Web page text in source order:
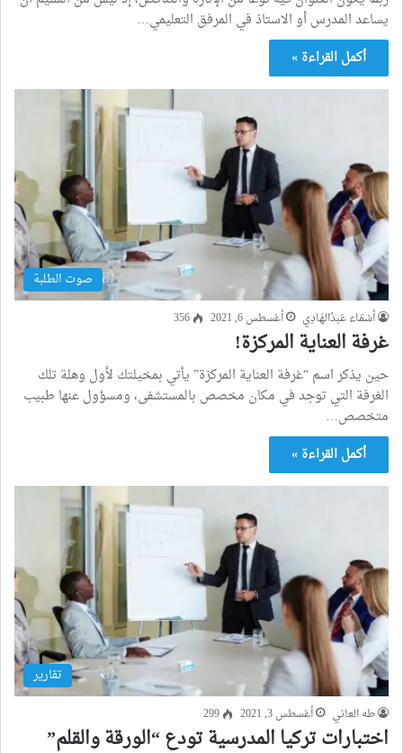
يساعد المدرس أو الاستاذ في المرفق التعليمي…
أكمل القراءة »
صوت الطلبة
أسْمَاء عَبدُالهَادِي أغسطس 6, 2021 356
غرفة العناية المركزة!
حين يذكر اسم “غرفة العناية المركزة” يأتي بمخيلتك لأول وهلة تلك
الغرفة التي توجد في مكان مخصص بالمستشفى، ومسؤول عنها طبيب
متخصص…
أكمل القراءة »
تقارير
طه العاني أغسطس 3, 2021 299
اختبارات تركيا المدرسية تودع “الورقة والقلم”